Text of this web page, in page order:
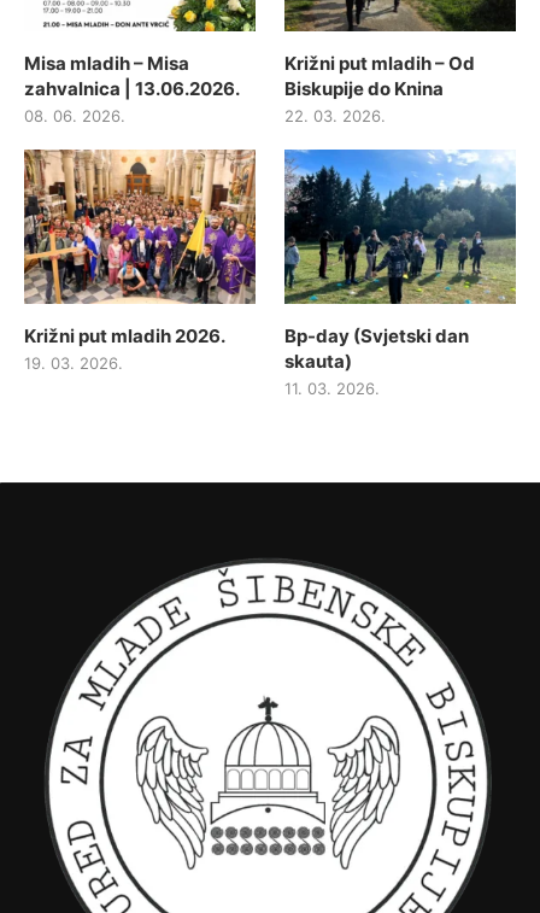
Misa mladih – Misa
zahvalnica | 13.06.2026.
08. 06. 2026.
Križni put mladih – Od
Biskupije do Knina
22. 03. 2026.
Križni put mladih 2026.
19. 03. 2026.
Bp-day (Svjetski dan
skauta)
11. 03. 2026.